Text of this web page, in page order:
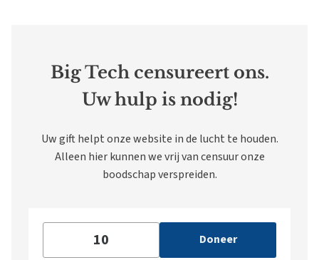
Big Tech censureert ons.
Uw hulp is nodig!
Uw gift helpt onze website in de lucht te houden.
Alleen hier kunnen we vrij van censuur onze
boodschap verspreiden.
Doneer